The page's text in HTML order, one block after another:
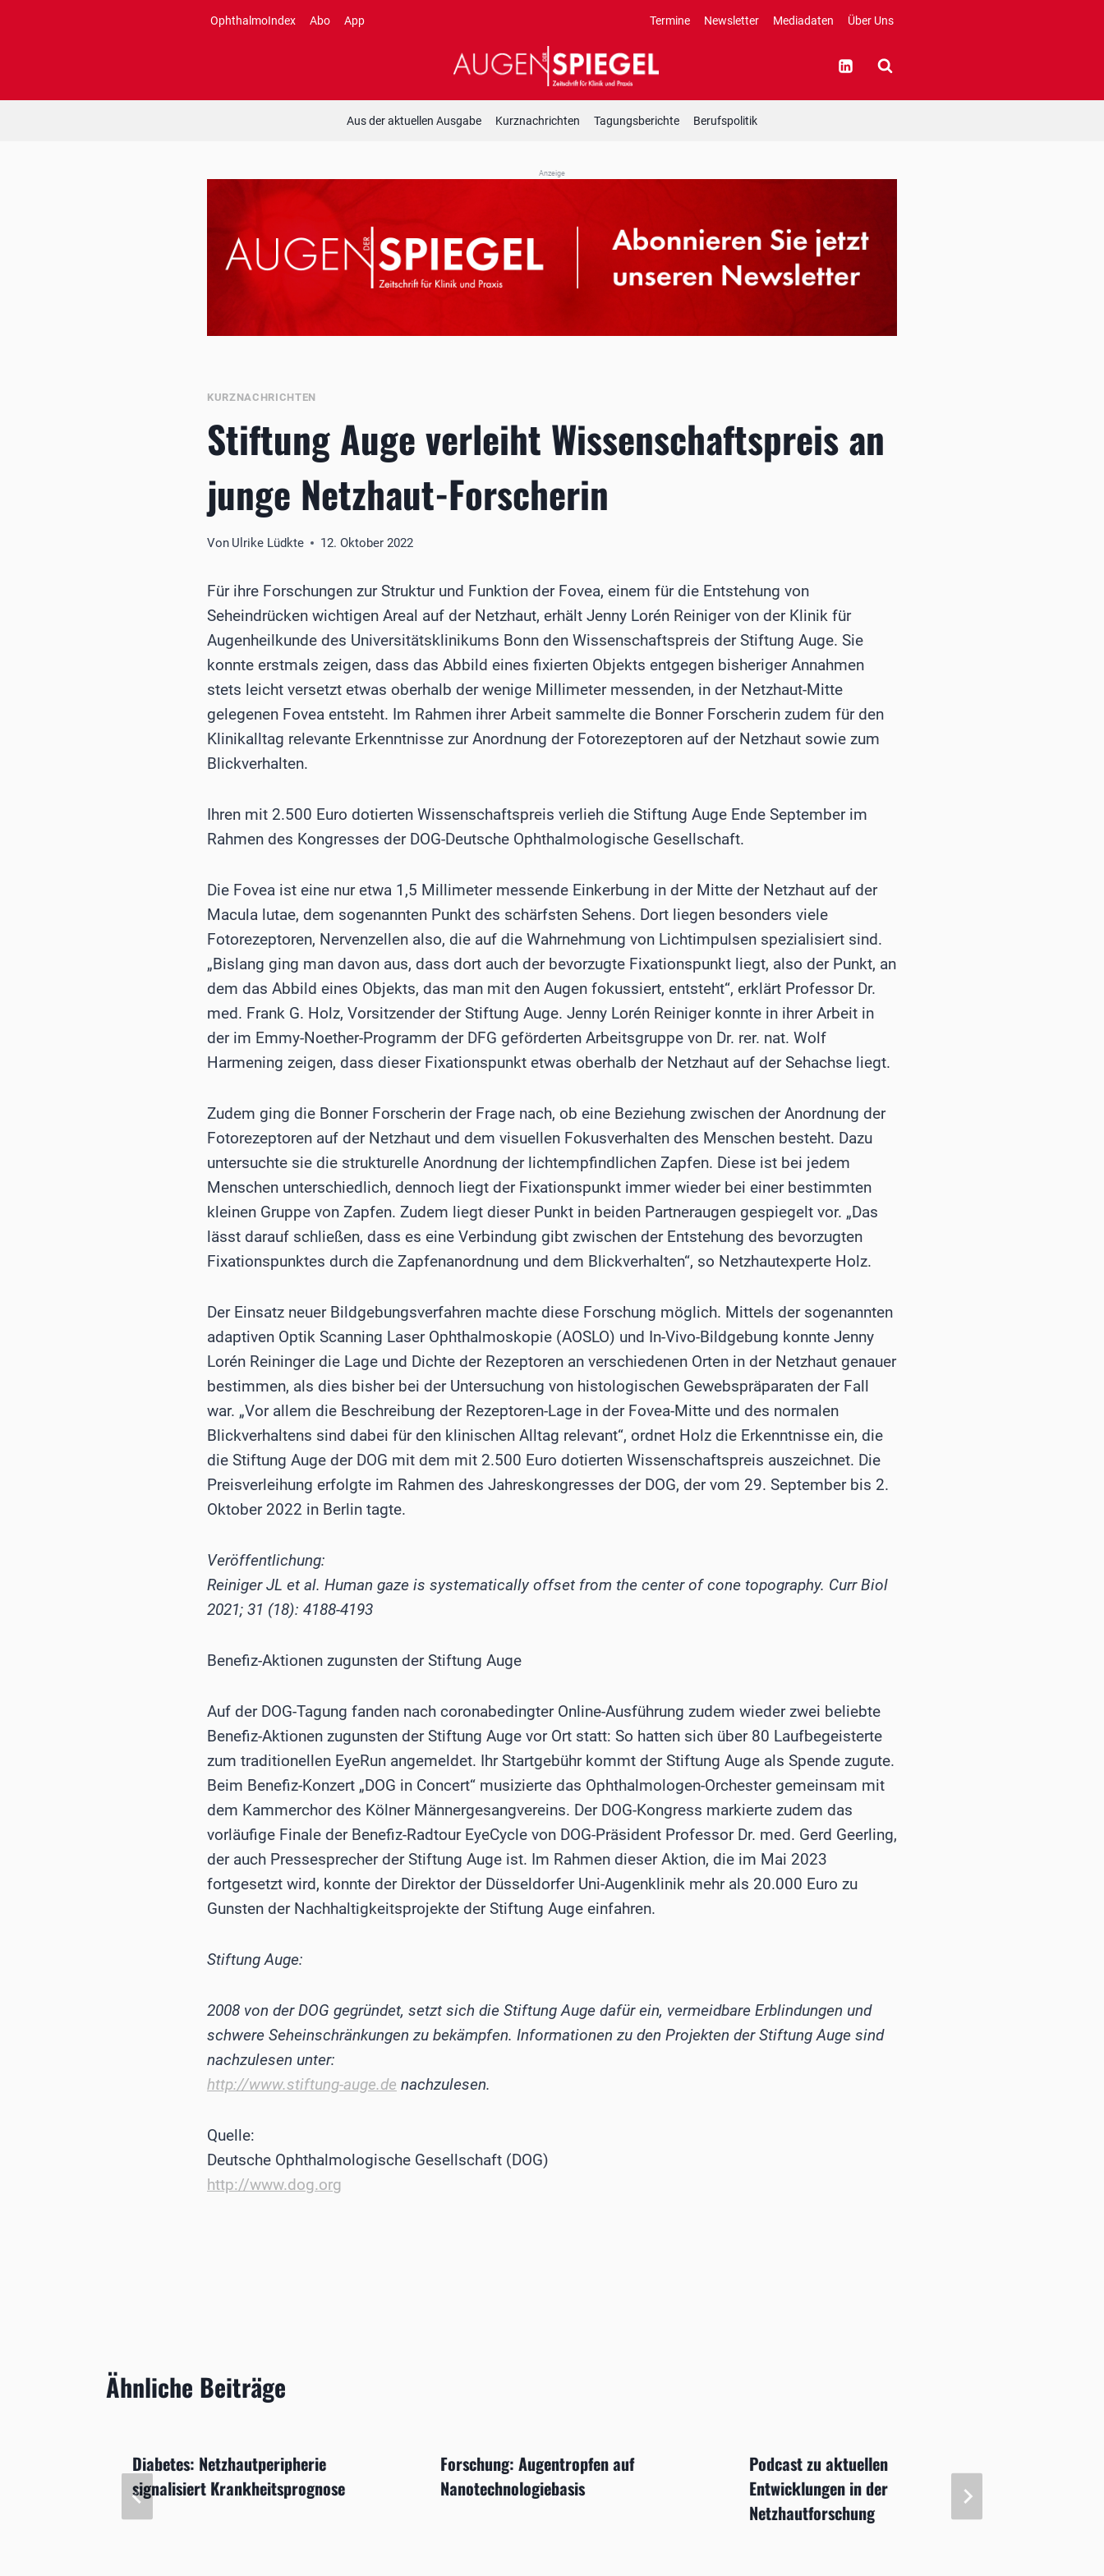
OphthalmoIndex Abo App Termine Newsletter Mediadaten Über Uns
Aus der aktuellen Ausgabe Kurznachrichten Tagungsberichte Berufspolitik
Anzeige
KURZNACHRICHTEN
Stiftung Auge verleiht Wissenschaftspreis an
junge Netzhaut-Forscherin
Von Ulrike Lüdkte 12. Oktober 2022
Für ihre Forschungen zur Struktur und Funktion der Fovea, einem für die Entstehung von
Seheindrücken wichtigen Areal auf der Netzhaut, erhält Jenny Lorén Reiniger von der Klinik für
Augenheilkunde des Universitätsklinikums Bonn den Wissenschaftspreis der Stiftung Auge. Sie
konnte erstmals zeigen, dass das Abbild eines fixierten Objekts entgegen bisheriger Annahmen
stets leicht versetzt etwas oberhalb der wenige Millimeter messenden, in der Netzhaut-Mitte
gelegenen Fovea entsteht. Im Rahmen ihrer Arbeit sammelte die Bonner Forscherin zudem für den
Klinikalltag relevante Erkenntnisse zur Anordnung der Fotorezeptoren auf der Netzhaut sowie zum
Blickverhalten.
Ihren mit 2.500 Euro dotierten Wissenschaftspreis verlieh die Stiftung Auge Ende September im
Rahmen des Kongresses der DOG-Deutsche Ophthalmologische Gesellschaft.
Die Fovea ist eine nur etwa 1,5 Millimeter messende Einkerbung in der Mitte der Netzhaut auf der
Macula lutae, dem sogenannten Punkt des schärfsten Sehens. Dort liegen besonders viele
Fotorezeptoren, Nervenzellen also, die auf die Wahrnehmung von Lichtimpulsen spezialisiert sind.
„Bislang ging man davon aus, dass dort auch der bevorzugte Fixationspunkt liegt, also der Punkt, an
dem das Abbild eines Objekts, das man mit den Augen fokussiert, entsteht“, erklärt Professor Dr.
med. Frank G. Holz, Vorsitzender der Stiftung Auge. Jenny Lorén Reiniger konnte in ihrer Arbeit in
der im Emmy-Noether-Programm der DFG geförderten Arbeitsgruppe von Dr. rer. nat. Wolf
Harmening zeigen, dass dieser Fixationspunkt etwas oberhalb der Netzhaut auf der Sehachse liegt.
Zudem ging die Bonner Forscherin der Frage nach, ob eine Beziehung zwischen der Anordnung der
Fotorezeptoren auf der Netzhaut und dem visuellen Fokusverhalten des Menschen besteht. Dazu
untersuchte sie die strukturelle Anordnung der lichtempfindlichen Zapfen. Diese ist bei jedem
Menschen unterschiedlich, dennoch liegt der Fixationspunkt immer wieder bei einer bestimmten
kleinen Gruppe von Zapfen. Zudem liegt dieser Punkt in beiden Partneraugen gespiegelt vor. „Das
lässt darauf schließen, dass es eine Verbindung gibt zwischen der Entstehung des bevorzugten
Fixationspunktes durch die Zapfenanordnung und dem Blickverhalten“, so Netzhautexperte Holz.
Der Einsatz neuer Bildgebungsverfahren machte diese Forschung möglich. Mittels der sogenannten
adaptiven Optik Scanning Laser Ophthalmoskopie (AOSLO) und In-Vivo-Bildgebung konnte Jenny
Lorén Reininger die Lage und Dichte der Rezeptoren an verschiedenen Orten in der Netzhaut genauer
bestimmen, als dies bisher bei der Untersuchung von histologischen Gewebspräparaten der Fall
war. „Vor allem die Beschreibung der Rezeptoren-Lage in der Fovea-Mitte und des normalen
Blickverhaltens sind dabei für den klinischen Alltag relevant“, ordnet Holz die Erkenntnisse ein, die
die Stiftung Auge der DOG mit dem mit 2.500 Euro dotierten Wissenschaftspreis auszeichnet. Die
Preisverleihung erfolgte im Rahmen des Jahreskongresses der DOG, der vom 29. September bis 2.
Oktober 2022 in Berlin tagte.
Veröffentlichung:
Reiniger JL et al. Human gaze is systematically offset from the center of cone topography. Curr Biol
2021; 31 (18): 4188-4193
Benefiz-Aktionen zugunsten der Stiftung Auge
Auf der DOG-Tagung fanden nach coronabedingter Online-Ausführung zudem wieder zwei beliebte
Benefiz-Aktionen zugunsten der Stiftung Auge vor Ort statt: So hatten sich über 80 Laufbegeisterte
zum traditionellen EyeRun angemeldet. Ihr Startgebühr kommt der Stiftung Auge als Spende zugute.
Beim Benefiz-Konzert „DOG in Concert“ musizierte das Ophthalmologen-Orchester gemeinsam mit
dem Kammerchor des Kölner Männergesangvereins. Der DOG-Kongress markierte zudem das
vorläufige Finale der Benefiz-Radtour EyeCycle von DOG-Präsident Professor Dr. med. Gerd Geerling,
der auch Pressesprecher der Stiftung Auge ist. Im Rahmen dieser Aktion, die im Mai 2023
fortgesetzt wird, konnte der Direktor der Düsseldorfer Uni-Augenklinik mehr als 20.000 Euro zu
Gunsten der Nachhaltigkeitsprojekte der Stiftung Auge einfahren.
Stiftung Auge:
2008 von der DOG gegründet, setzt sich die Stiftung Auge dafür ein, vermeidbare Erblindungen und
schwere Seheinschränkungen zu bekämpfen. Informationen zu den Projekten der Stiftung Auge sind
nachzulesen unter:
http://www.stiftung-auge.de nachzulesen.
Quelle:
Deutsche Ophthalmologische Gesellschaft (DOG)
http://www.dog.org
Ähnliche Beiträge
Diabetes: Netzhautperipherie
signalisiert Krankheitsprognose
Forschung: Augentropfen auf
Nanotechnologiebasis
Podcast zu aktuellen
Entwicklungen in der
Netzhautforschung